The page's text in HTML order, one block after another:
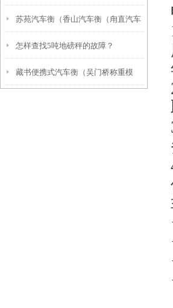
磅）峨山地磅）古城100T吊秤维修
苏苑汽车衡（香山汽车衡（甪直汽车
衡）光福汽车衡）木渎汽车衡维修
怎样查找5吨地磅秤的故障？
藏书便携式汽车衡（吴门桥称重模